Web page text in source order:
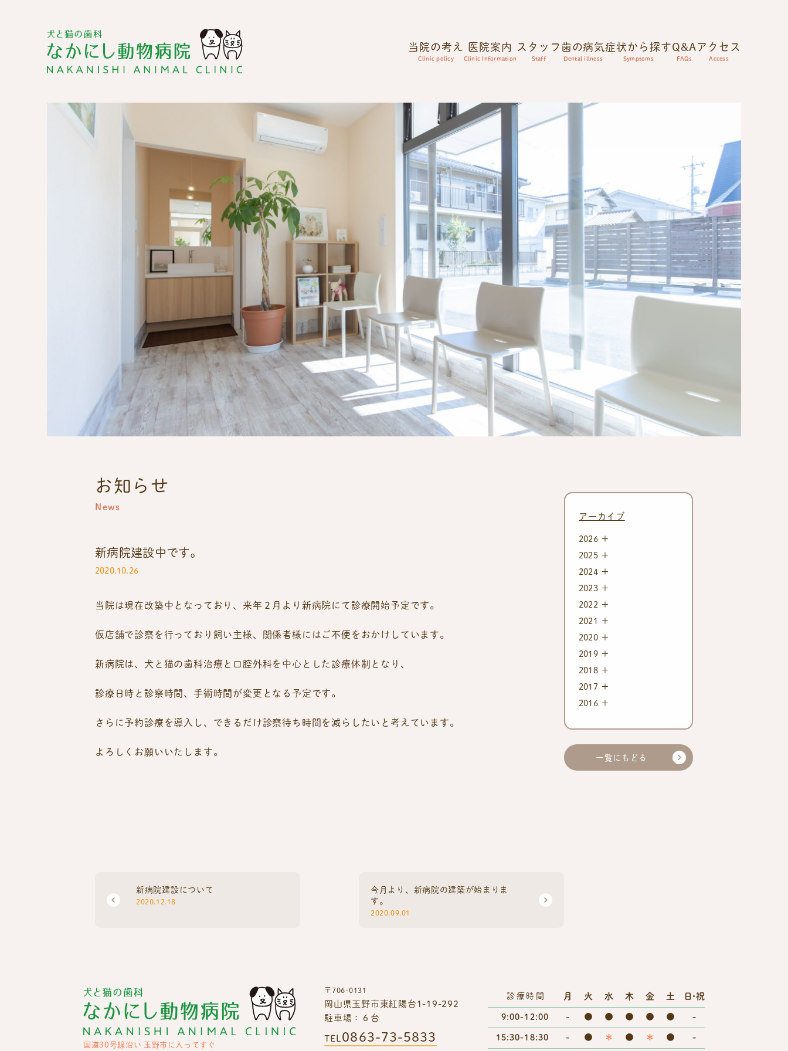
当院の考え
Clinic policy
医院案内
Clinic Information
スタッフ
Staff
歯の病気
Dental illness
症状から探す
Symptoms
Q&A
FAQs
アクセス
Access
お知らせ
News
新病院建設中です。
2020.10.26
当院は現在改築中となっており、来年２月より新病院にて診療開始予定です。
仮店舗で診察を行っており飼い主様、関係者様にはご不便をおかけしています。
新病院は、犬と猫の歯科治療と口腔外科を中心とした診療体制となり、
診療日時と診察時間、手術時間が変更となる予定です。
さらに予約診療を導入し、できるだけ診察待ち時間を減らしたいと考えています。
よろしくお願いいたします。
新病院建設について
2020.12.18
今月より、新病院の建築が始まりま
す。
2020.09.01
アーカイブ
2026
2025
2024
2023
2022
2021
2020
2019
2018
2017
2016
一覧にもどる
国道30号線沿い 玉野市に入ってすぐ
〒706-0131
岡山県玉野市東紅陽台1-19-292
駐車場：６台
TEL0863-73-5833
診療時間 月 火 水 木 金 土 日・祝
9:00-12:00 - ● ● ● ● ● -
15:30-18:30 - ● ＊ ● ＊ ● -